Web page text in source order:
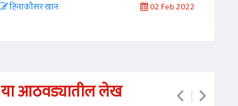
हिनाकौसर खान 02 Feb 2022
या आठवड्यातील लेख